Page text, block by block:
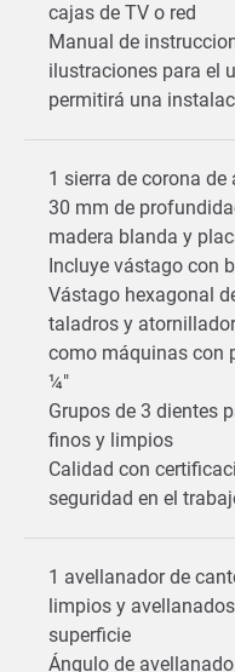
cajas de TV o red
Manual de
ilustraciones para el
permitirá una
1 sierra de corona
30 mm de
madera blanda y
Incluye vástago con
Vástago hexagonal
taladros y
como máquinas con
¼"
Grupos de 3 dientes
finos y limpios
Calidad con
seguridad en el
1 avellanador de
limpios y
superficie
Ángulo de